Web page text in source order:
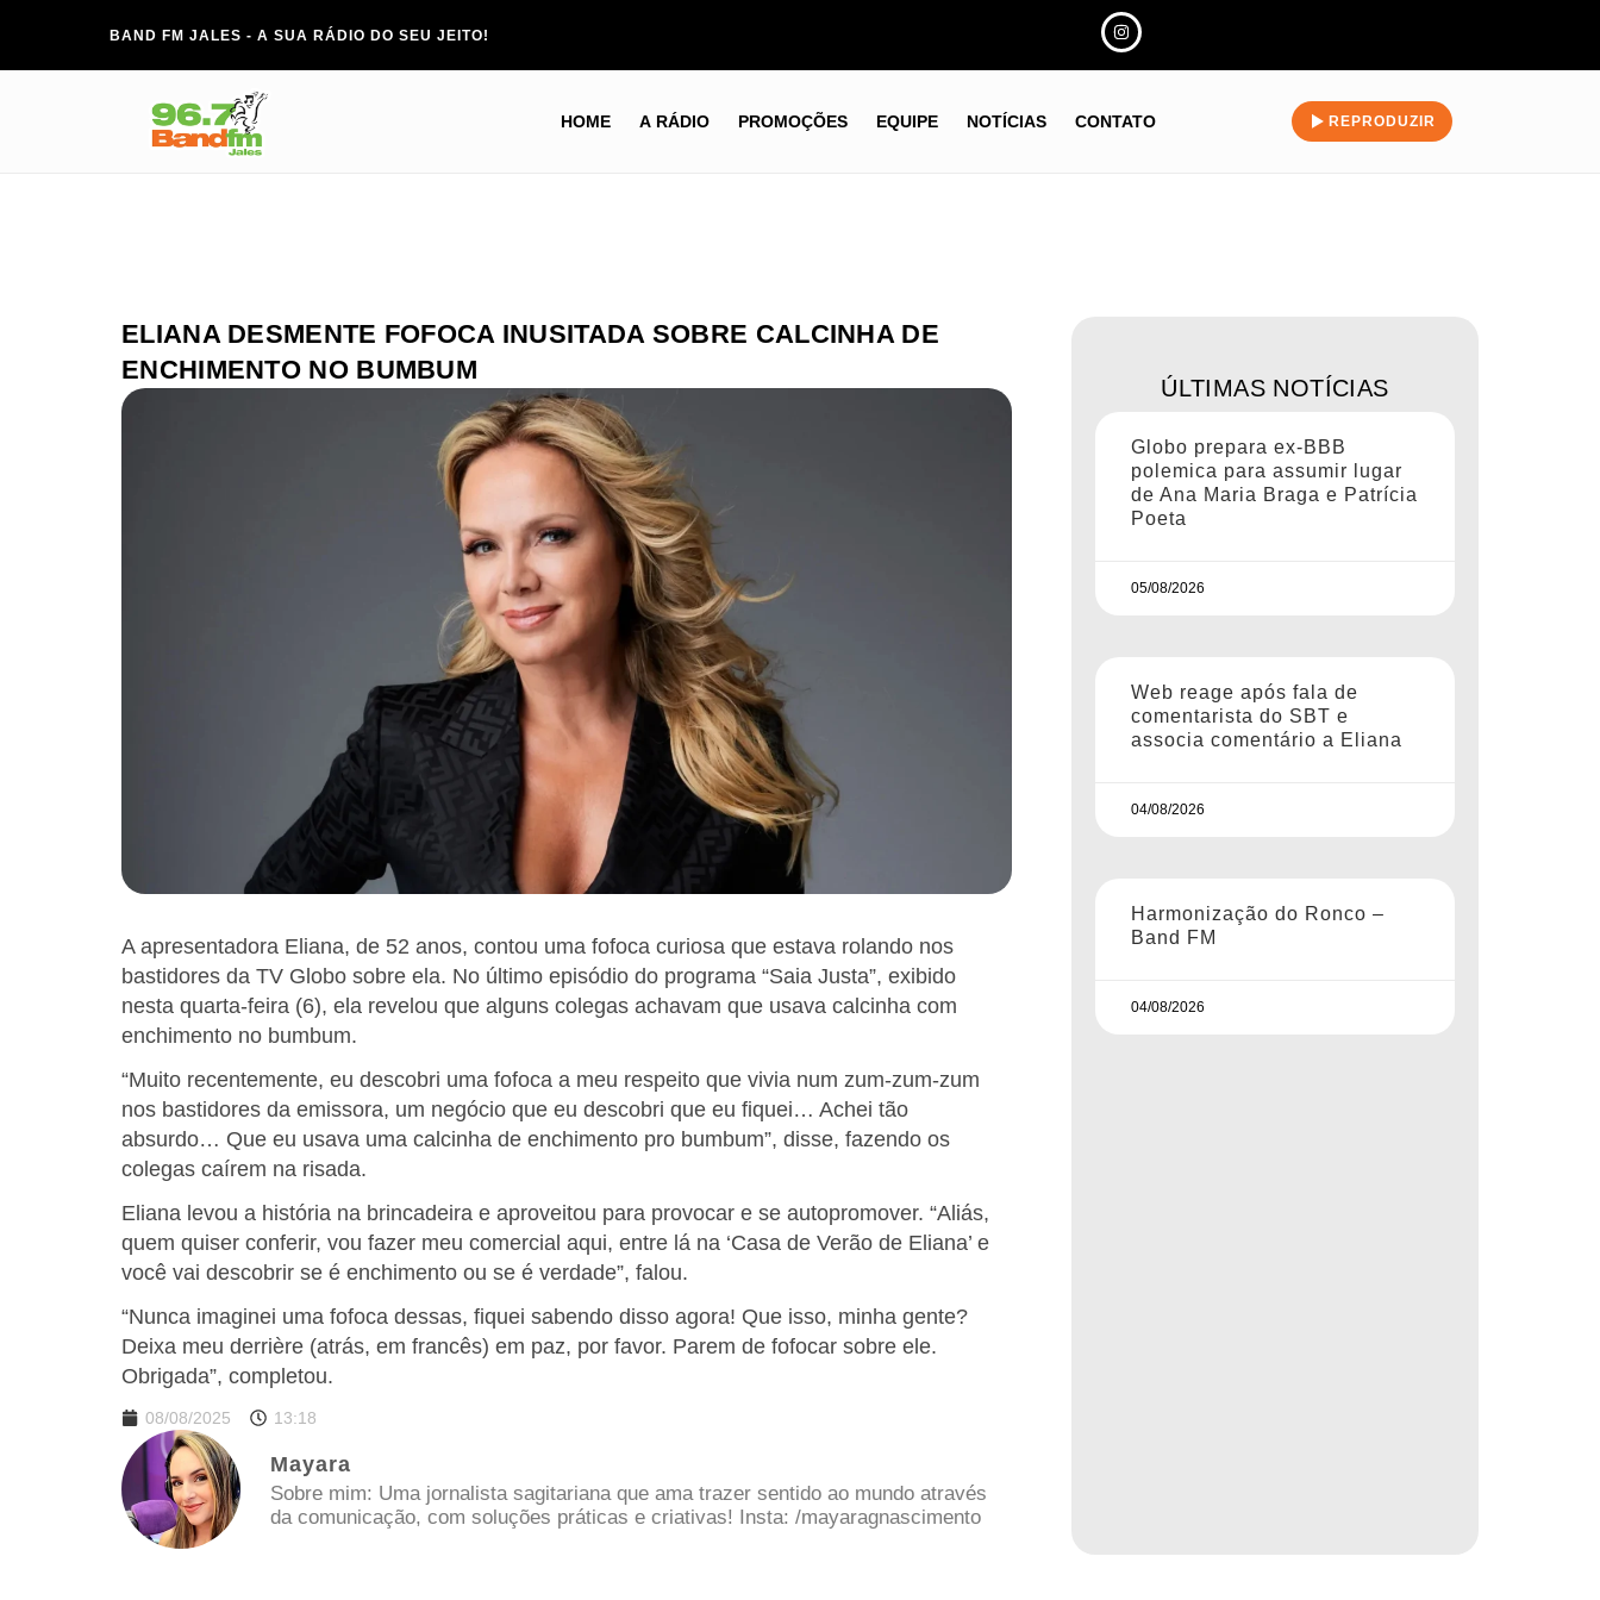
BAND FM JALES - A SUA RÁDIO DO SEU JEITO!
HOME A RÁDIO PROMOÇÕES EQUIPE NOTÍCIAS CONTATO REPRODUZIR
ELIANA DESMENTE FOFOCA INUSITADA SOBRE CALCINHA DE
ENCHIMENTO NO BUMBUM
A apresentadora Eliana, de 52 anos, contou uma fofoca curiosa que estava rolando nos
bastidores da TV Globo sobre ela. No último episódio do programa “Saia Justa”, exibido
nesta quarta-feira (6), ela revelou que alguns colegas achavam que usava calcinha com
enchimento no bumbum.
“Muito recentemente, eu descobri uma fofoca a meu respeito que vivia num zum-zum-zum
nos bastidores da emissora, um negócio que eu descobri que eu fiquei… Achei tão
absurdo… Que eu usava uma calcinha de enchimento pro bumbum”, disse, fazendo os
colegas caírem na risada.
Eliana levou a história na brincadeira e aproveitou para provocar e se autopromover. “Aliás,
quem quiser conferir, vou fazer meu comercial aqui, entre lá na ‘Casa de Verão de Eliana’ e
você vai descobrir se é enchimento ou se é verdade”, falou.
“Nunca imaginei uma fofoca dessas, fiquei sabendo disso agora! Que isso, minha gente?
Deixa meu derrière (atrás, em francês) em paz, por favor. Parem de fofocar sobre ele.
Obrigada”, completou.
08/08/2025 13:18
Mayara
Sobre mim: Uma jornalista sagitariana que ama trazer sentido ao mundo através
da comunicação, com soluções práticas e criativas! Insta: /mayaragnascimento
ÚLTIMAS NOTÍCIAS
Globo prepara ex-BBB
polemica para assumir lugar
de Ana Maria Braga e Patrícia
Poeta
05/08/2026
Web reage após fala de
comentarista do SBT e
associa comentário a Eliana
04/08/2026
Harmonização do Ronco –
Band FM
04/08/2026